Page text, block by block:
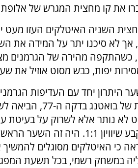
את קו מחצית המגרש של
השניה האיטלקים העזו מעט
כשהתקפה מהירה של הגרמנים
יפות, כבש מסוט אוזיל את
היתרון יחד עם העדיפות
הגמר, אך טעות
של הגרמנים וקבע שיוויון
כי האיטלקים מסוגלים
במשחק רשמי, בכל תשעת